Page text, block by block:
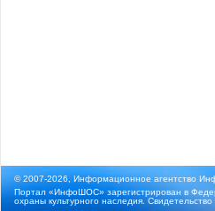
© 2007-2026, Информационное агентство
Портал «ИнфоШОС» зарегистрирован в
охраны культурного наследия.